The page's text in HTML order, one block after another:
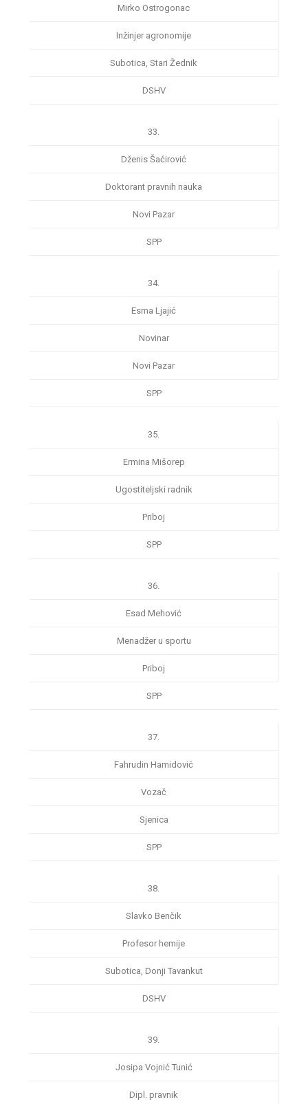
Mirko Ostrogonac
Inžinjer agronomije
Subotica, Stari Žednik
DSHV
33.
Dženis Šaćirović
Doktorant pravnih nauka
Novi Pazar
SPP
34.
Esma Ljajić
Novinar
Novi Pazar
SPP
35.
Ermina Mišorep
Ugostiteljski radnik
Priboj
SPP
36.
Esad Mehović
Menadžer u sportu
Priboj
SPP
37.
Fahrudin Hamidović
Vozač
Sjenica
SPP
38.
Slavko Benčik
Profesor hemije
Subotica, Donji Tavankut
DSHV
39.
Josipa Vojnić Tunić
Dipl. pravnik